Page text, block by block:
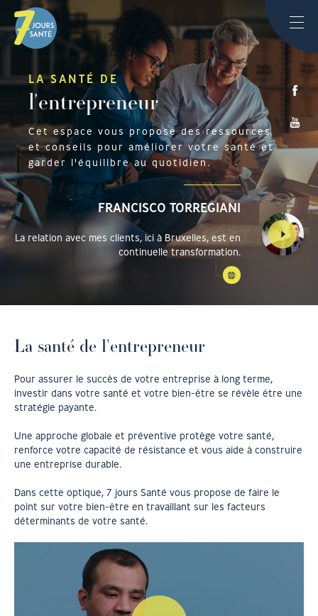
LA SANTÉ DE
l'entrepreneur
Cet espace vous propose des ressources
et conseils pour améliorer votre santé et
garder l'équilibre au quotidien.
FRANCISCO TORREGIANI
La relation avec mes clients, ici à Bruxelles, est en
continuelle transformation.
La santé de l'entrepreneur
Pour assurer le succès de votre entreprise à long terme,
investir dans votre santé et votre bien-être se révèle être une
stratégie payante.
Une approche globale et préventive protège votre santé,
renforce votre capacité de résistance et vous aide à construire
une entreprise durable.
Dans cette optique, 7 jours Santé vous propose de faire le
point sur votre bien-être en travaillant sur les facteurs
déterminants de votre santé.